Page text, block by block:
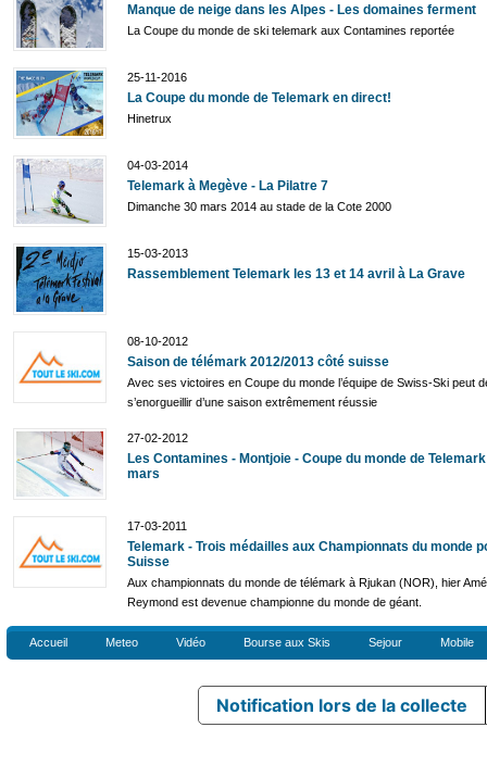
Manque de neige dans les Alpes - Les domaines ferment
La Coupe du monde de ski telemark aux Contamines reportée
25-11-2016
La Coupe du monde de Telemark en direct!
Hinetrux
04-03-2014
Telemark à Megève - La Pilatre 7
Dimanche 30 mars 2014 au stade de la Cote 2000
15-03-2013
Rassemblement Telemark les 13 et 14 avril à La Grave
08-10-2012
Saison de télémark 2012/2013 côté suisse
Avec ses victoires en Coupe du monde l’équipe de Swiss-Ski peut
s’enorgueillir d’une saison extrêmement réussie
27-02-2012
Les Contamines - Montjoie - Coupe du monde de
mars
17-03-2011
Telemark - Trois médailles aux Championnats du monde
Suisse
Aux championnats du monde de télémark à Rjukan (NOR), hier
Reymond est devenue championne du monde de géant.
Accueil Meteo Vidéo Bourse aux Skis Sejour Mobile
Notification lors de la collecte